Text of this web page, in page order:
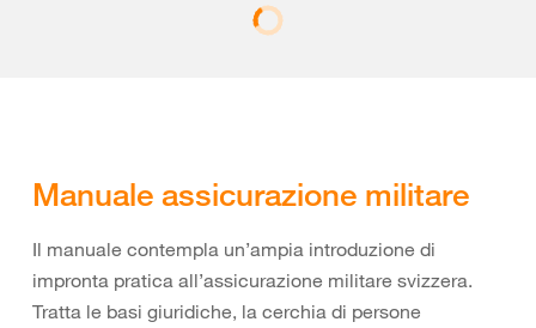
Manuale assicurazione militare
Il manuale contempla un’ampia introduzione di
impronta pratica all’assicurazione militare svizzera.
Tratta le basi giuridiche, la cerchia di persone